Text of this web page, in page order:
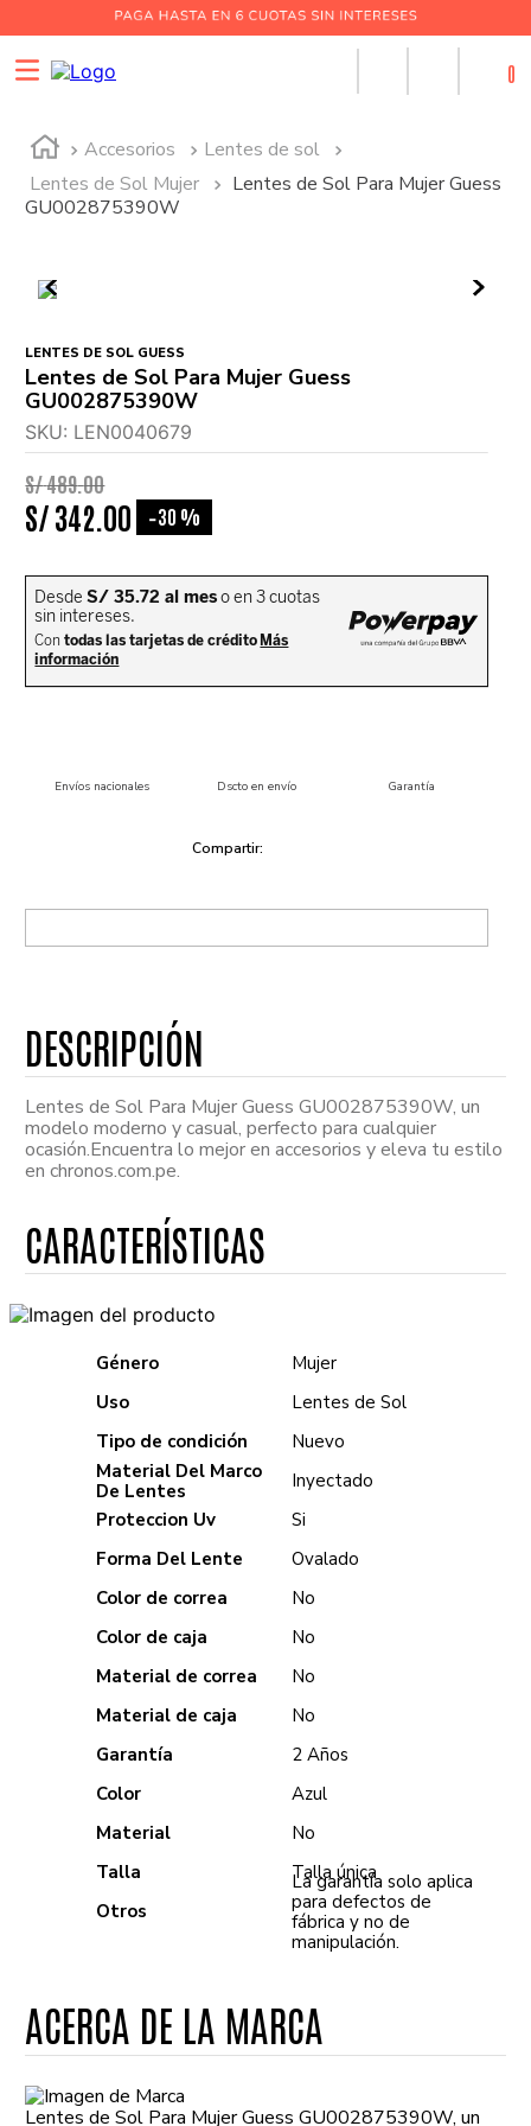
0
Accesorios
Lentes de sol
Lentes de Sol Mujer
Lentes de Sol Para Mujer Guess
GU002875390W
LENTES DE SOL GUESS
Lentes de Sol Para Mujer Guess
GU002875390W
SKU: LEN0040679
S/489.00
S/342 00 -30 %
Envíos nacionales Dscto en envío Garantía
Lentes de Sol Para Mujer Guess GU002875390W, un
modelo moderno y casual, perfecto para cualquier
ocasión.Encuentra lo mejor en accesorios y eleva tu estilo
en chronos.com.pe.
Género
Mujer
Uso
Lentes de Sol
Tipo de condición
Nuevo
Material Del Marco
De Lentes
Inyectado
Proteccion Uv
Si
Forma Del Lente
Ovalado
Color de correa
No
Color de caja
No
Material de correa
No
Material de caja
No
Garantía
2 Años
Color
Azul
Material
No
Talla
Talla única
Otros
La garantía solo aplica
para defectos de
fábrica y no de
manipulación.
ACERCA DE LA MARCA
Lentes de Sol Para Mujer Guess GU002875390W, un